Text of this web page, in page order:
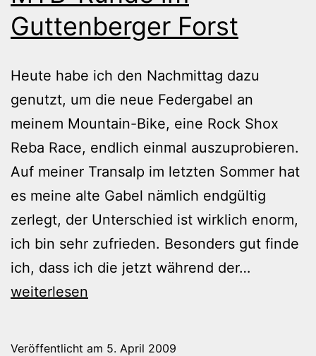
Guttenberger Forst
Heute habe ich den Nachmittag dazu
genutzt, um die neue Federgabel an
meinem Mountain-Bike, eine Rock Shox
Reba Race, endlich einmal auszuprobieren.
Auf meiner Transalp im letzten Sommer hat
es meine alte Gabel nämlich endgültig
zerlegt, der Unterschied ist wirklich enorm,
ich bin sehr zufrieden. Besonders gut finde
ich, dass ich die jetzt während der…
weiterlesen
Veröffentlicht am 5. April 2009